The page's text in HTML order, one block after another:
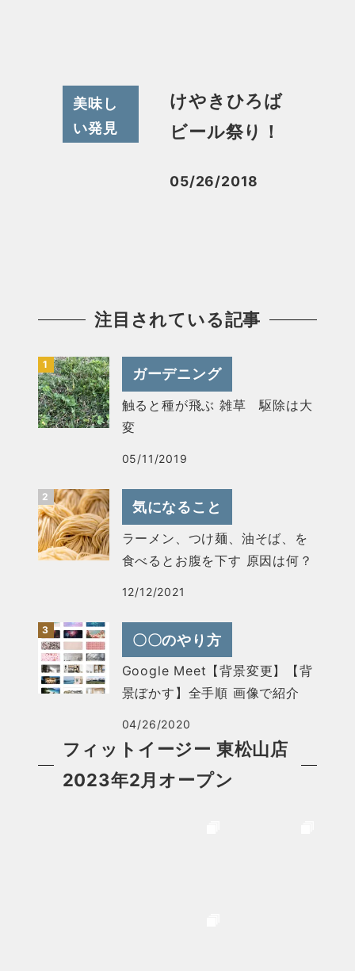
美味し
い発見
けやきひろば
ビール祭り！
投稿日
05/26/2018
注目されている記事
ガーデニング
触ると種が飛ぶ 雑草 駆除は大
変
05/11/2019
気になること
ラーメン、つけ麺、油そば、を
食べるとお腹を下す 原因は何？
12/12/2021
〇〇のやり方
Google Meet【背景変更】【背
景ぼかす】全手順 画像で紹介
04/26/2020
フィットイージー 東松山店
2023年2月オープン